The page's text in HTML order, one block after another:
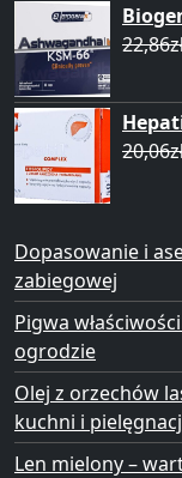
22,86
20,06
Dopasowanie i
zabiegowej
Pigwa
ogrodzie
Olej z orzechów
kuchni i
Len mielony –